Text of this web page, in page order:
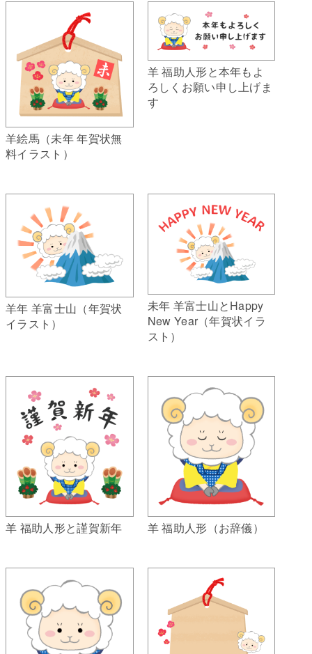
羊絵馬（未年 年賀状無
料イラスト）
羊 福助人形と本年もよ
ろしくお願い申し上げま
す
羊年 羊富士山（年賀状
イラスト）
未年 羊富士山とHappy
New Year（年賀状イラ
スト）
羊 福助人形と謹賀新年 羊 福助人形（お辞儀）